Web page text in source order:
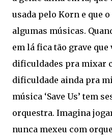
usada pelo Korn e que
algumas músicas.
em lá fica tão grave que
dificuldades pra mixar
dificuldade ainda pra
música ‘Save Us’ tem
orquestra. Imagina
nunca mexeu com